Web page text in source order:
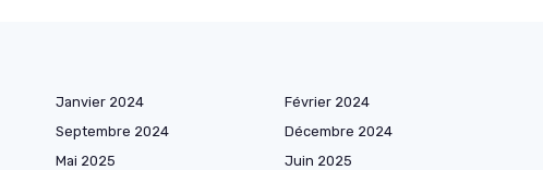
Janvier 2024
Février 2024
Septembre 2024
Décembre 2024
Mai 2025
Juin 2025